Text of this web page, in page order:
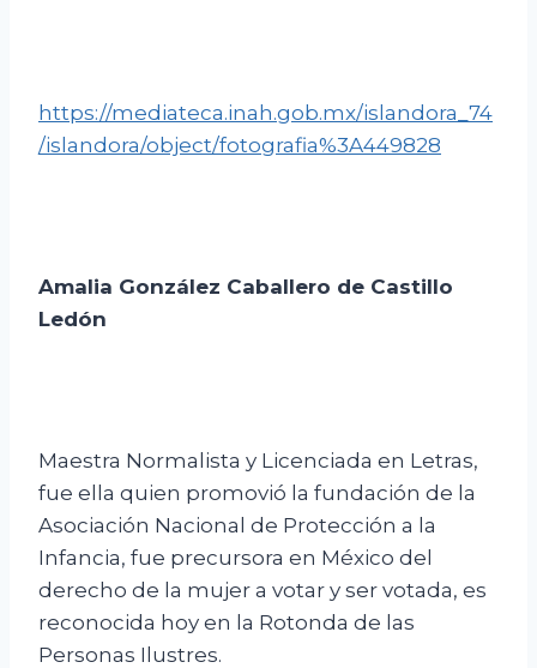
https://mediateca.inah.gob.mx/islandora_74
/islandora/object/fotografia%3A449828
Amalia González Caballero de Castillo
Ledón
Maestra Normalista y Licenciada en Letras,
fue ella quien promovió la fundación de la
Asociación Nacional de Protección a la
Infancia, fue precursora en México del
derecho de la mujer a votar y ser votada, es
reconocida hoy en la Rotonda de las
Personas Ilustres.